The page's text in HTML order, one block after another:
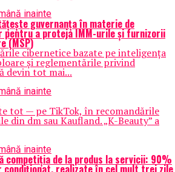
inainte
guvernanța în materie de
pentru a proteja IMM-urile și furnizorii
(MSP)
cibernetice bazate pe inteligența
și reglementările privind
devin tot mai...
inainte
tot — pe TikTok, în recomandările
din dm sau Kaufland. „K-Beauty” a
inainte
competiția de la produs la servicii: 90%
realizate în cel mult trei zile